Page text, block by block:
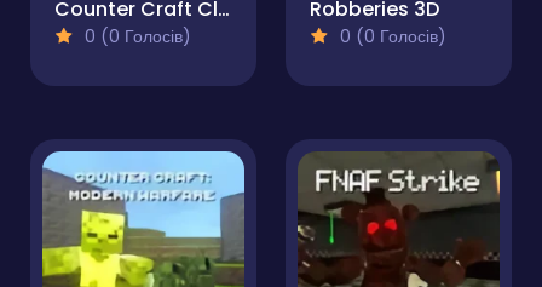
Counter Craft Classic
0 (0 Голосів)
Robberies 3D
0 (0 Голосів)